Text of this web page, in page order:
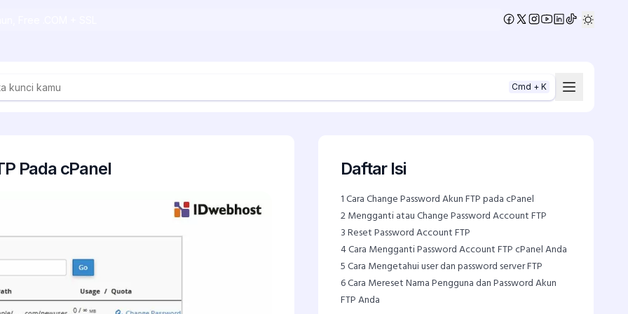
Cmd + K
Pada cPanel Daftar Isi
1Cara Change Password Akun FTP pada cPanel
2Mengganti atau Change Password Account FTP
3Reset Password Account FTP
4Cara Mengganti Password Account FTP cPanel Anda
5Cara Mengetahui user dan password server FTP
6Cara Mereset Nama Pengguna dan Password Akun
FTP Anda